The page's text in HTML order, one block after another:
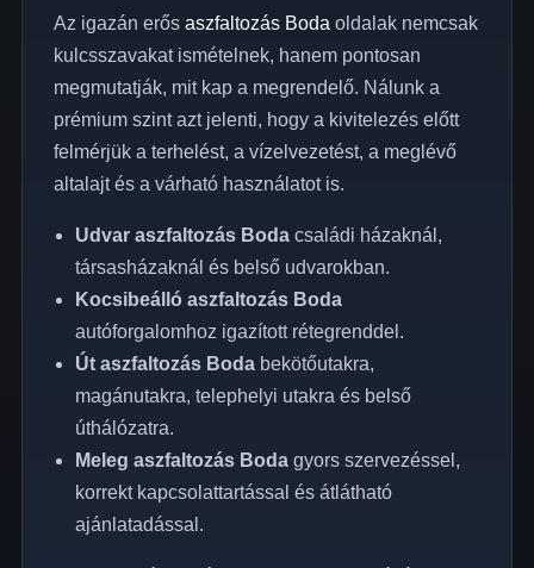
Az igazán erős aszfaltozás Boda oldalak nemcsak
kulcsszavakat ismételnek, hanem pontosan
megmutatják, mit kap a megrendelő. Nálunk a
prémium szint azt jelenti, hogy a kivitelezés előtt
felmérjük a terhelést, a vízelvezetést, a meglévő
altalajt és a várható használatot is.
Udvar aszfaltozás Bodacsaládi házaknál,
társasházaknál és belső udvarokban.
Kocsibeálló aszfaltozás Boda
autóforgalomhoz igazított rétegrenddel.
Út aszfaltozás Bodabekötőutakra,
magánutakra, telephelyi utakra és belső
úthálózatra.
Meleg aszfaltozás Bodagyors szervezéssel,
korrekt kapcsolattartással és átlátható
ajánlatadással.